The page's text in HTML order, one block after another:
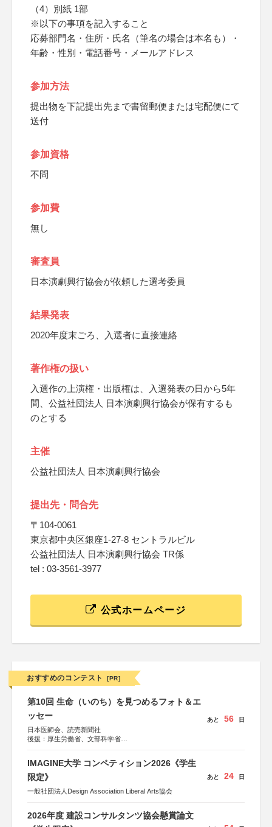
（4）別紙 1部
※以下の事項を記入すること
応募部門名・住所・氏名（筆名の場合は本名も）・
年齢・性別・電話番号・メールアドレス
参加方法
提出物を下記提出先まで書留郵便または宅配便にて
送付
参加資格
不問
参加費
無し
審査員
日本演劇興行協会が依頼した選考委員
結果発表
2020年度末ごろ、入選者に直接連絡
著作権の扱い
入選作の上演権・出版権は、入選発表の日から5年
間、公益社団法人 日本演劇興行協会が保有するも
のとする
主催
公益社団法人 日本演劇興行協会
提出先・問合先
〒104-0061
東京都中央区銀座1-27-8 セントラルビル
公益社団法人 日本演劇興行協会 TR係
tel : 03-3561-3977
公式ホームページ
おすすめのコンテスト [PR]
第10回 生命（いのち）を見つめるフォト＆エ
ッセー
日本医師会、読売新聞社
後援：厚生労働省、文部科学省
しん生命保険株式会社
あと 56 日
IMAGINE大学 コンペティション2026《学生
限定》
一般社団法人Design Association Liberal Arts協会
あと 24 日
2026年度 建設コンサルタンツ協会懸賞論文